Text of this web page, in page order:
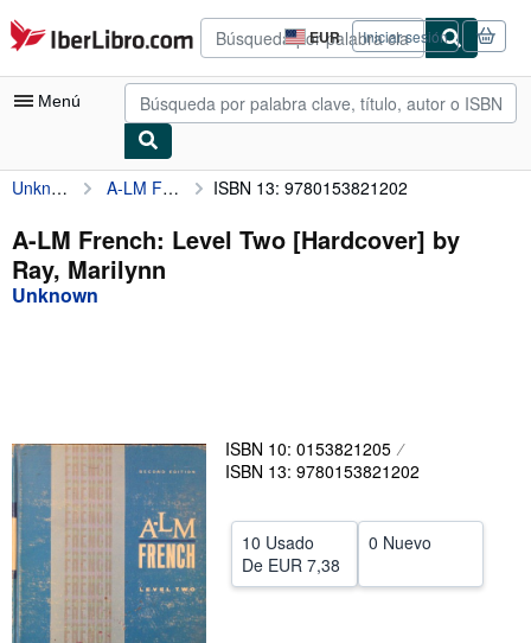
Pasar al contenido principal
IberLibro.com EUR
Preferencias
de
compra
del
Iniciar sesión
Menú
Mi cuenta
Consultar mis pedidos
Búsqueda avanzada
Vendedores
Comenzar a vender
Ayuda
CERRAR
Unknown A-LM French: Level Two [Hardcover] by Ray, Marilynn ISBN 13: 9780153821202
A-LM French: Level Two [Hardcover] by
Ray, Marilynn
Unknown
ISBN 10: 0153821205
ISBN 13: 9780153821202
10 Usado
De EUR 7,38
0 Nuevo